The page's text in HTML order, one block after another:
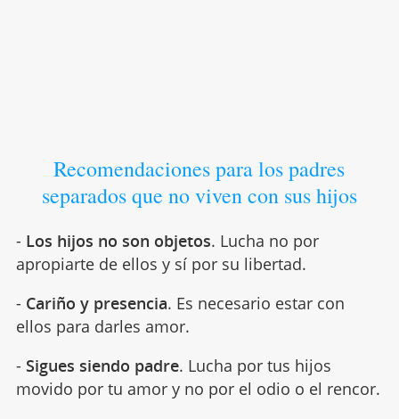
Recomendaciones para los padres
separados que no viven con sus hijos
- Los hijos no son objetos. Lucha no por
apropiarte de ellos y sí por su libertad.
- Cariño y presencia. Es necesario estar con
ellos para darles amor.
- Sigues siendo padre. Lucha por tus hijos
movido por tu amor y no por el odio o el rencor.